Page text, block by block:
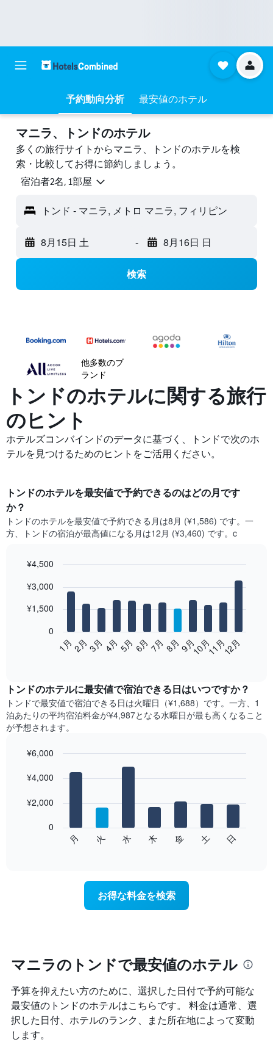
予約動向分析 最安値のホテル
マニラ、トンドのホテル
多くの旅行サイトからマニラ、トンドのホテルを検
索・比較してお得に節約しましょう。
宿泊者2名, 1​部屋
トンド - マニラ, メトロ マニラ, フィリピン
8月15日 土 - 8月16日 日
検索
他多数のブ
ランド
トンドの​ホテルに関する旅行
のヒント
ホテルズコンバインドのデータに基づく、トンドで次のホ
テルを見つけるためのヒントをご活用ください。
トンド​のホテルを最安値で予約できるのはどの月です
か？
トンド​の​ホテルを最安値で予約できる月は8月 (¥1,586) です。一
方、トンド​の​宿泊が最高値になる月は12月​ (¥3,460) です。c
chart
12
bars.
月
ご
と
の
客
の
均
金
は、
を
表
し
て
い
graphic.
1月2月3月 4月 5月 6月7月 8月9月10月11月12月
0
¥1,500
¥3,000
¥4,500
トンド​の​ホテル​に最安値で宿泊できる日はいつですか？
トンド​で最安値で宿泊できる日は火曜日​（¥1,688）です。一方、1
泊あたりの平均宿泊料金が¥4,987となる水曜日​が最も高くなること
が予想されます。
chart
bars.
客
の
平
均
料
金
graphic.
月 火 水 木 金 土 日
0
¥2,000
¥4,000
¥6,000
お得な料金を検索
マニラのトンドで最安値のホテル
予算を抑えたい方のために、選択した日付で予約可能な
最安値のトンドのホテルはこちらです。 料金は通常、選
択した日付、ホテルのランク、また所在地によって変動
します。